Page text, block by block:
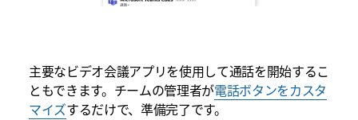
主要なビデオ会議アプリを使用して通話を開始するこ
ともできます。チームの管理者が電話ボタンをカスタ
マイズするだけで、準備完了です。